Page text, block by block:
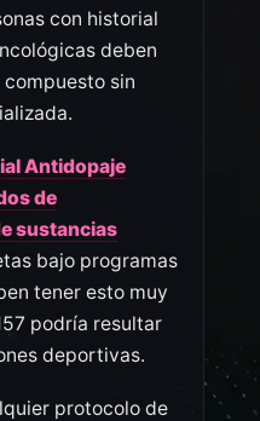
con historial
deben
sin
Antidopaje
de
sustancias
bajo programas
tener esto muy
podría resultar
deportivas.
protocolo de